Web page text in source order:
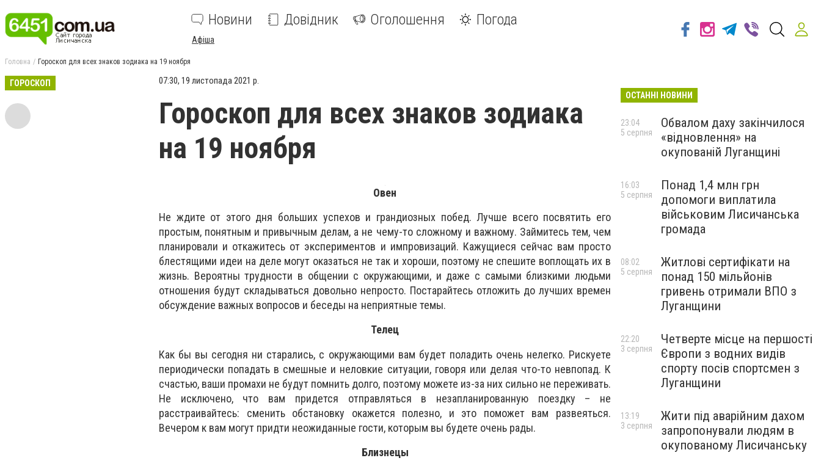
Новини Довідник Оголошення Погода
Афіша
Головна Гороскоп для всех знаков зодиака на 19 ноября
ГОРОСКОП 07:30, 19 листопада 2021 р.
Гороскоп для всех знаков зодиака
на 19 ноября
Овен
Не ждите от этого дня больших успехов и грандиозных побед. Лучше всего посвятить его
простым, понятным и привычным делам, а не чему-то сложному и важному. Займитесь тем, чем
планировали и откажитесь от экспериментов и импровизаций. Кажущиеся сейчас вам просто
блестящими идеи на деле могут оказаться не так и хороши, поэтому не спешите воплощать их в
жизнь. Вероятны трудности в общении с окружающими, и даже с самыми близкими людьми
отношения будут складываться довольно непросто. Постарайтесь отложить до лучших времен
обсуждение важных вопросов и беседы на неприятные темы.
Телец
Как бы вы сегодня ни старались, с окружающими вам будет поладить очень нелегко. Рискуете
периодически попадать в смешные и неловкие ситуации, говоря или делая что-то невпопад. К
счастью, ваши промахи не будут помнить долго, поэтому можете из-за них сильно не переживать.
Не исключено, что вам придется отправляться в незапланированную поездку – не
расстраивайтесь: сменить обстановку окажется полезно, и это поможет вам развеяться.
Вечером к вам могут придти неожиданные гости, которым вы будете очень рады.
Близнецы
ОСТАННІ НОВИНИ
Обвалом даху закінчилося
«відновлення» на
окупованій Луганщині
23:04
5 серпня
Понад 1,4 млн грн
допомоги виплатила
військовим Лисичанська
громада
16:03
5 серпня
Житлові сертифікати на
понад 150 мільйонів
гривень отримали ВПО з
Луганщини
08:02
5 серпня
Четверте місце на першості
Європи з водних видів
спорту посів спортсмен з
Луганщини
22:20
3 серпня
Жити під аварійним дахом
запропонували людям в
окупованому Лисичанську
13:19
3 серпня